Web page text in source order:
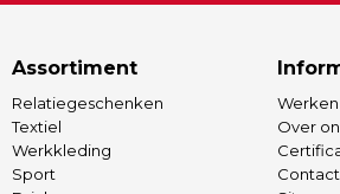
Assortiment
Relatiegeschenken
Textiel
Werkkleding
Sport
Over
Contact